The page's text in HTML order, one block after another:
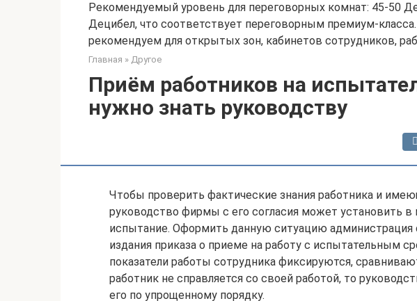
Рекомендуемый уровень для переговорных комнат: 45-50
Децибел, что соответствует переговорным премиум-
рекомендуем для открытых зон, кабинетов сотрудников,
Главная » Другое
Приём работников на
нужно знать руководству
Чтобы проверить фактические знания работника и
руководство фирмы с его согласия может установить в
испытание. Оформить данную ситуацию администрация
издания приказа о приеме на работу с испытательным
показатели работы сотрудника фиксируются,
работник не справляется со своей работой, то
его по упрощенному порядку.